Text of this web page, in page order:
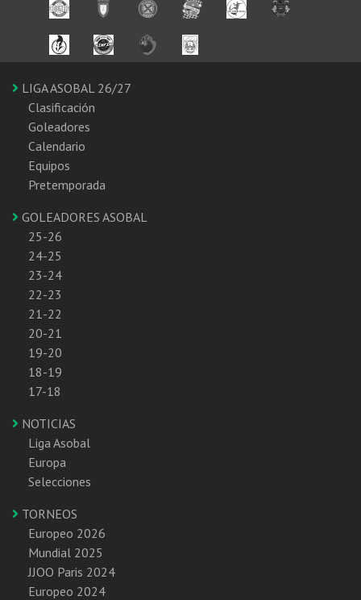
LIGA ASOBAL 26/27
Clasificación
Goleadores
Calendario
Equipos
Pretemporada
GOLEADORES ASOBAL
25-26
24-25
23-24
22-23
21-22
20-21
19-20
18-19
17-18
NOTICIAS
Liga Asobal
Europa
Selecciones
TORNEOS
Europeo 2026
Mundial 2025
JJOO Paris 2024
Europeo 2024